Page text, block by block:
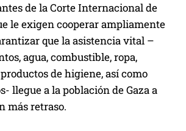
de la Corte Internacional de
le exigen cooperar ampliamente
que la asistencia vital –
agua, combustible, ropa,
de higiene, así como
llegue a la población de Gaza a
más retraso.